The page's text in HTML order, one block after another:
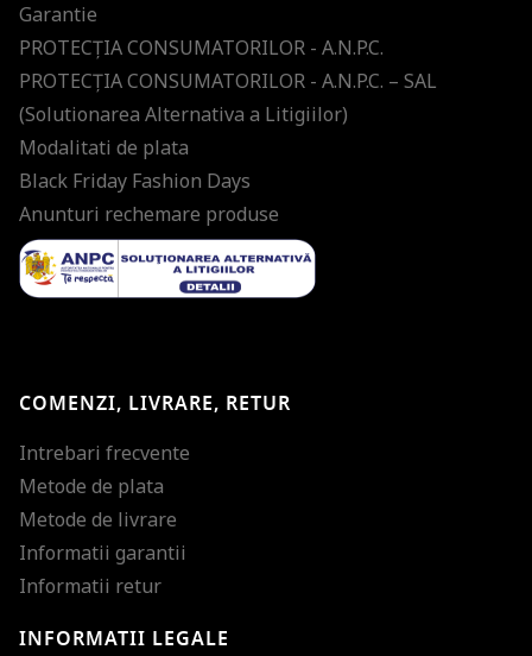
Garantie
PROTECŢIA CONSUMATORILOR - A.N.P.C.
PROTECŢIA CONSUMATORILOR - A.N.P.C. – SAL
(Solutionarea Alternativa a Litigiilor)
Modalitati de plata
Black Friday Fashion Days
Anunturi rechemare produse
COMENZI, LIVRARE, RETUR
Intrebari frecvente
Metode de plata
Metode de livrare
Informatii garantii
Informatii retur
INFORMATII LEGALE